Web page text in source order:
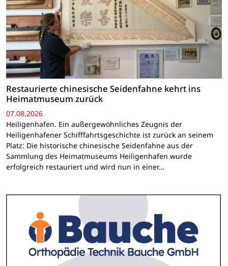
Restaurierte chinesische Seidenfahne kehrt ins
Heimatmuseum zurück
07.08.2026
Heiligenhafen. Ein außergewöhnliches Zeugnis der
Heiligenhafener Schifffahrtsgeschichte ist zurück an seinem
Platz: Die historische chinesische Seidenfahne aus der
Sammlung des Heimatmuseums Heiligenhafen wurde
erfolgreich restauriert und wird nun in einer…